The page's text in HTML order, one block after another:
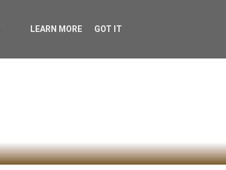
LEARN MORE GOT IT